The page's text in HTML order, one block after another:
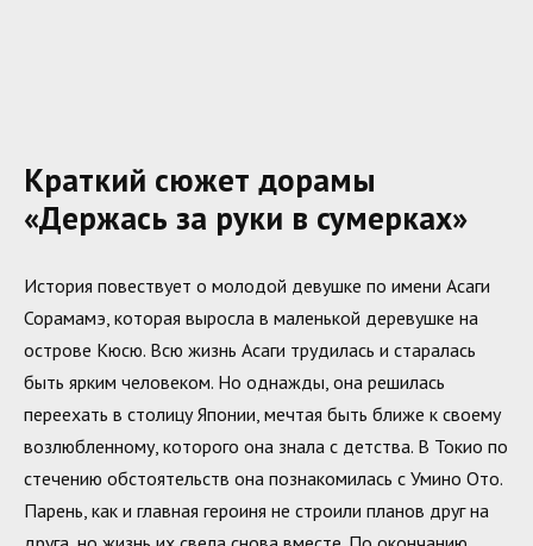
Краткий сюжет дорамы
«Держась за руки в сумерках»
История повествует о молодой девушке по имени Асаги
Сорамамэ, которая выросла в маленькой деревушке на
острове Кюсю. Всю жизнь Асаги трудилась и старалась
быть ярким человеком. Но однажды, она решилась
переехать в столицу Японии, мечтая быть ближе к своему
возлюбленному, которого она знала с детства. В Токио по
стечению обстоятельств она познакомилась с Умино Ото.
Парень, как и главная героиня не строили планов друг на